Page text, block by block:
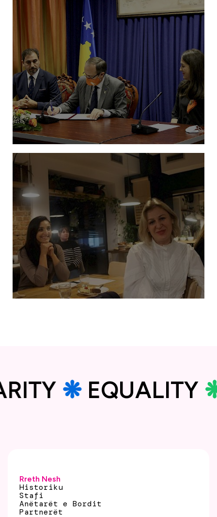
gjinore apo barazi ekonomike?
NGACMIMIT SEKSUAL NË ORGANET E
ADMINISTRATËS PUBLIKE NË REPUBLIKËN E
KOSOVËS
❋EQUALITY
Rreth Nesh
Historiku
Stafi
Anëtarët e Bordit
Partnerët